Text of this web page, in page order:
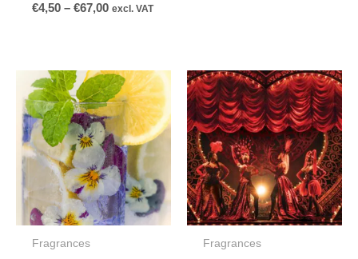
€4,50 – €67,00 excl. VAT
Fragrances
Price
range:
€6,00
through
€96,50
Fragrances
Price
range:
€7,00
through
€105,00